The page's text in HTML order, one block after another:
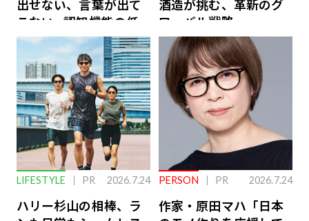
出せない、言葉が出て
こない…認知機能の低
下を救う、脳のインナ
ーケアとは
酒造が挑む、革新のグ
ローバル戦略
LIFESTYLE PR 2026.7.24
ハリー杉山の相棒、ラ
PERSON PR 2026.7.24
作家・原田マハ「日本